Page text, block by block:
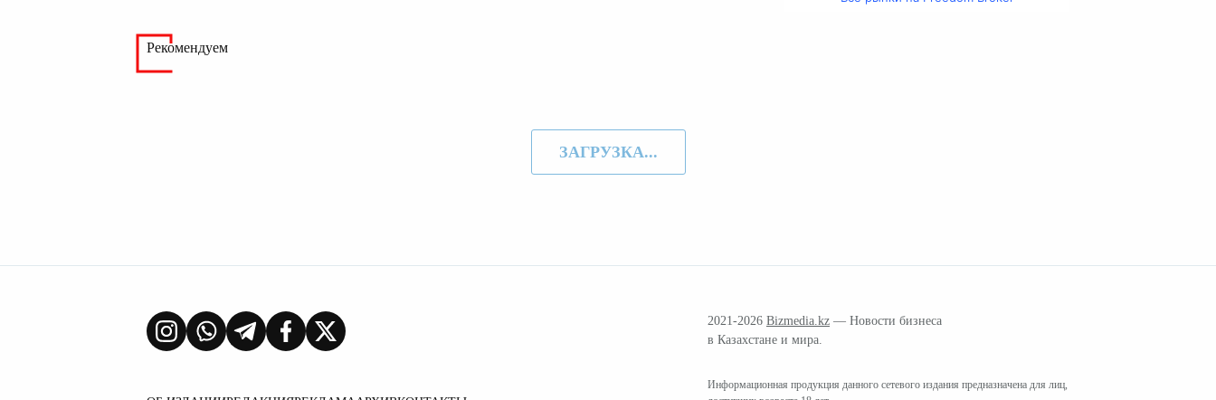
Рекомендуем
ЗАГРУЗКА...
2021-2026 Bizmedia.kz — Новости бизнеса
в Казахстане и мира.
Информационная продукция данного сетевого издания предназначена для лиц,